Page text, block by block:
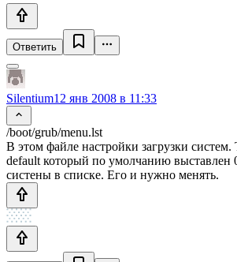
Ответить
Silentium12 янв 2008 в 11:33
/boot/grub/menu.lst
В этом файле настройки загрузки систем.
default который по умолчанию выставлен
систены в списке. Его и нужно менять.